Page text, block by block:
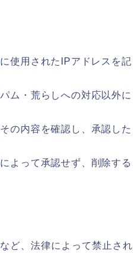
使用されたIPアドレスを記
ム・荒らしへの対応以外に
の内容を確認し、承認した
よって承認せず、削除する
ど、法律によって禁止され